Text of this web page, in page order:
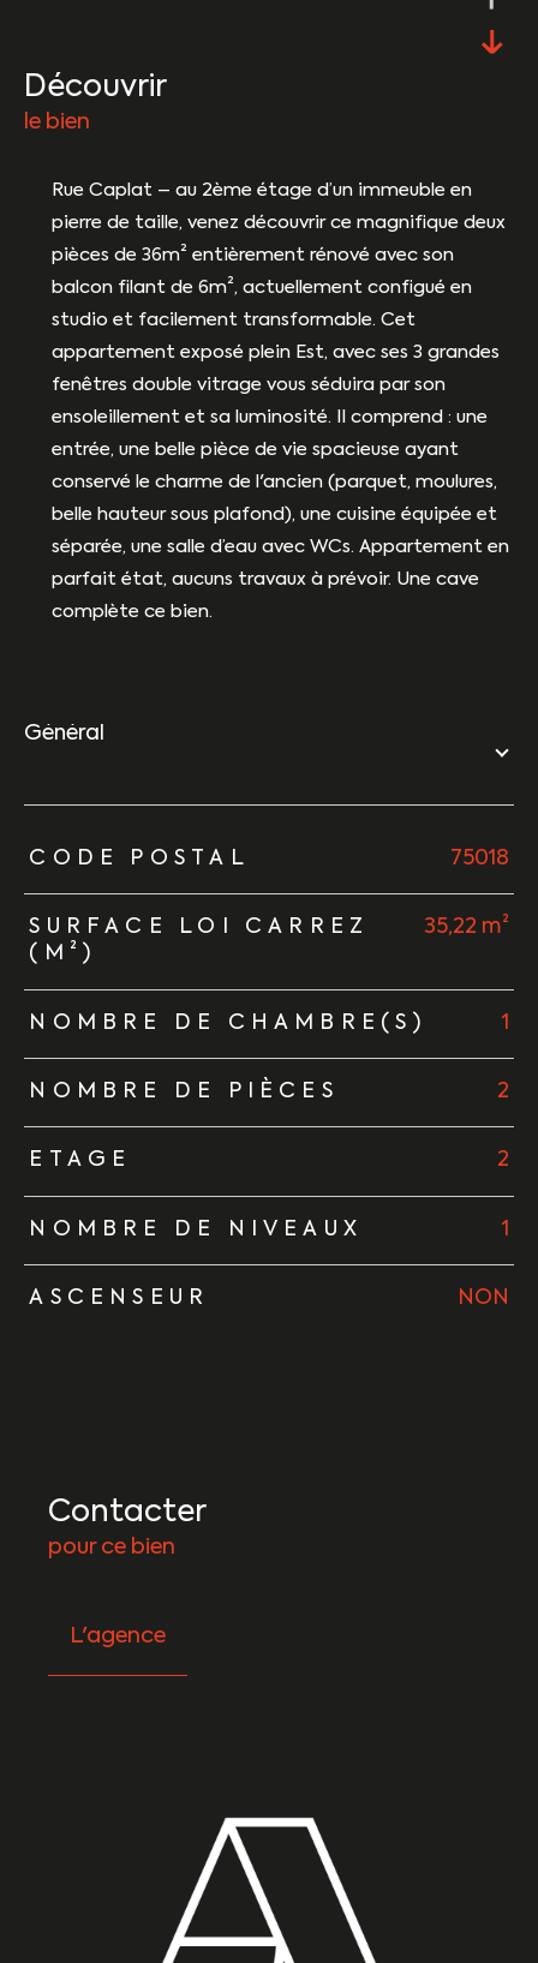
découvrir
le bien
Rue Caplat – au 2ème étage d’un immeuble en
pierre de taille, venez découvrir ce magnifique deux
pièces de 36m² entièrement rénové avec son
balcon filant de 6m², actuellement configué en
studio et facilement transformable. Cet
appartement exposé plein Est, avec ses 3 grandes
fenêtres double vitrage vous séduira par son
ensoleillement et sa luminosité. Il comprend : une
entrée, une belle pièce de vie spacieuse ayant
conservé le charme de l'ancien (parquet, moulures,
belle hauteur sous plafond), une cuisine équipée et
séparée, une salle d’eau avec WCs. Appartement en
parfait état, aucuns travaux à prévoir. Une cave
complète ce bien.
général
TRAD_ZEPHYR_Caracteristique TRAD_ZEPHYR_Valeurs
CODE POSTAL 75018
SURFACE LOI CARREZ
(M²)
35,22 m²
NOMBRE DE CHAMBRE(S) 1
NOMBRE DE PIÈCES 2
ETAGE 2
NOMBRE DE NIVEAUX 1
ASCENSEUR NON
Contacter
pour ce bien
L'agence